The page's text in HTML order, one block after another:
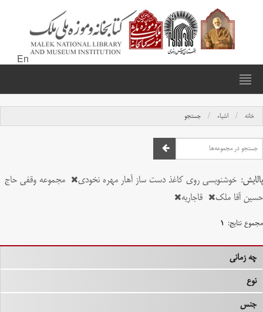
En
خانه اشیاء جستجو
پالایش: خوشنویسی روی کاغذ دست ساز آهار مهره نخودی
مجموعه وقفی حاج
حسین آقا ملک
قاجاریه
مجموع نتایج: ۱
چه زمانی
نوع
جنس